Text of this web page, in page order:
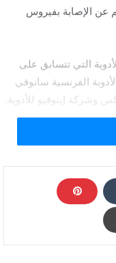
معتمد لمرض كوفيد-19 الناجم عن الإصابة بفيروس
التي تتسابق على
الفرنسية سانوفي
وشركة إينوفيو للأدوية.
عن القرار سيتم في
والبيت الأبيض على